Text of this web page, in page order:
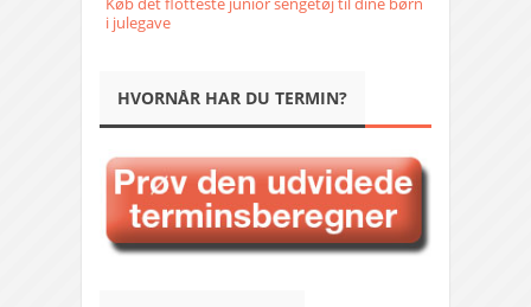
i julegave
HVORNÅR HAR DU TERMIN?